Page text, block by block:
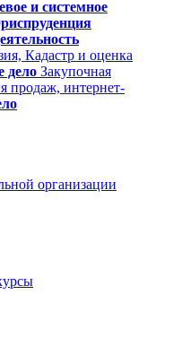
и системное
Кадастр и оценка
дело Закупочная
продаж, интернет-
организации